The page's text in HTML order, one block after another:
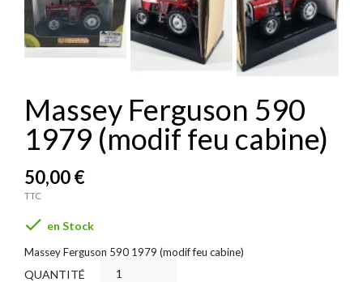
Massey Ferguson 590
1979 (modif feu cabine)
50,00 €
TTC
 en Stock
Massey Ferguson 590 1979 (modif feu cabine)
QUANTITÉ